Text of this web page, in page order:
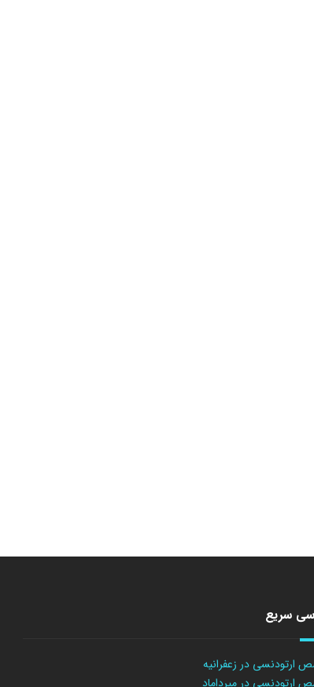
سریع
ارتودنسی در زعفرانیه
ارتودنسی در میرداماد